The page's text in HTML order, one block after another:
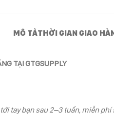
MÔ TẢTHỜI GIAN GIAO
TẠI GTGSUPPLY
tay bạn sau 2–3 tuần, miễn phí